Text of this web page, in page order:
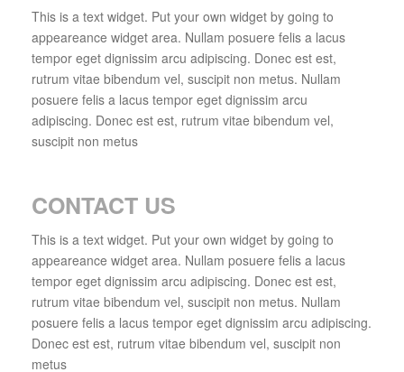
This is a text widget. Put your own widget by going to
appeareance widget area. Nullam posuere felis a lacus
tempor eget dignissim arcu adipiscing. Donec est est,
rutrum vitae bibendum vel, suscipit non metus. Nullam
posuere felis a lacus tempor eget dignissim arcu
adipiscing. Donec est est, rutrum vitae bibendum vel,
suscipit non metus
CONTACT US
This is a text widget. Put your own widget by going to
appeareance widget area. Nullam posuere felis a lacus
tempor eget dignissim arcu adipiscing. Donec est est,
rutrum vitae bibendum vel, suscipit non metus. Nullam
posuere felis a lacus tempor eget dignissim arcu adipiscing.
Donec est est, rutrum vitae bibendum vel, suscipit non
metus